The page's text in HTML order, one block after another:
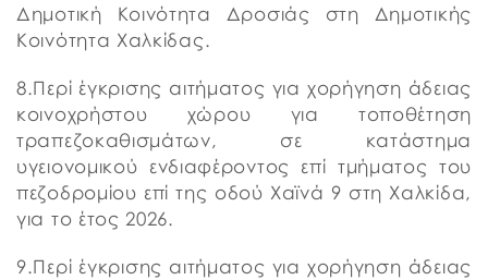
Δημοτική Κοινότητα Δροσιάς στη Δημοτικής
Κοινότητα Χαλκίδας.
8.Περί έγκρισης αιτήματος για χορήγηση άδειας
κοινοχρήστου χώρου για τοποθέτηση
τραπεζοκαθισμάτων, σε κατάστημα
υγειονομικού ενδιαφέροντος επί τμήματος του
πεζοδρομίου επί της οδού Χαϊνά 9 στη Χαλκίδα,
για το έτος 2026.
9.Περί έγκρισης αιτήματος για χορήγηση άδειας